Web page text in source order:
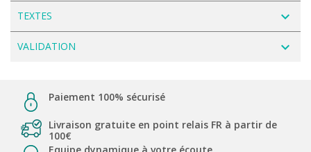
TEXTES navigate_next
VALIDATION navigate_next
Paiement 100% sécurisé
Livraison gratuite en point relais FR à partir de
100€